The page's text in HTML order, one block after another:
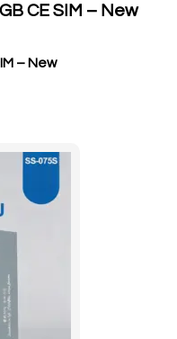
CE SIM – New
– New